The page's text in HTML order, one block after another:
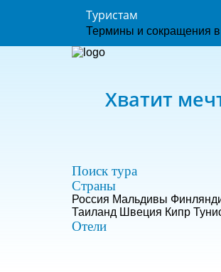
Туристам
Термины и сокращения в
Хватит
Поиск тура
Страны
Россия Мальдивы
Таиланд Швеция Кипр
Отели